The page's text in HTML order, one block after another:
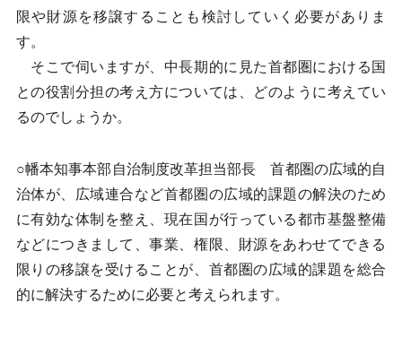
限や財源を移譲することも検討していく必要がありま
す。
そこで伺いますが、中長期的に見た首都圏における国
との役割分担の考え方については、どのように考えてい
るのでしょうか。
○幡本知事本部自治制度改革担当部長 首都圏の広域的自
治体が、広域連合など首都圏の広域的課題の解決のため
に有効な体制を整え、現在国が行っている都市基盤整備
などにつきまして、事業、権限、財源をあわせてできる
限りの移譲を受けることが、首都圏の広域的課題を総合
的に解決するために必要と考えられます。